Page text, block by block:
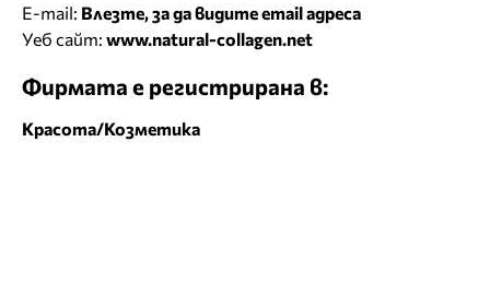
E-mail: Влезте, за да видите email адреса
Уеб сайт: www.natural-collagen.net
Фирмата е регистрирана в:
Красота/Козметика